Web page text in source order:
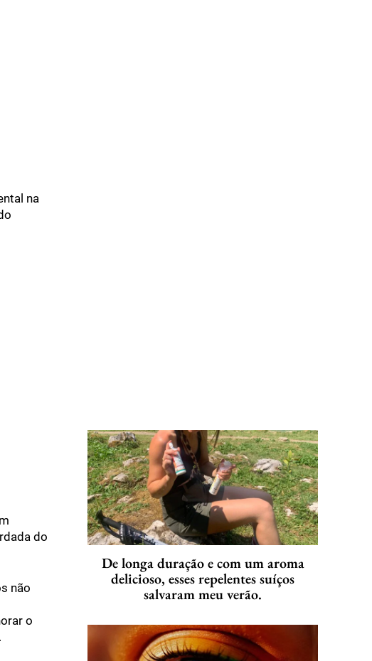
na
do
não
o
De longa duração e com um aroma
delicioso, esses repelentes suíços
salvaram meu verão.